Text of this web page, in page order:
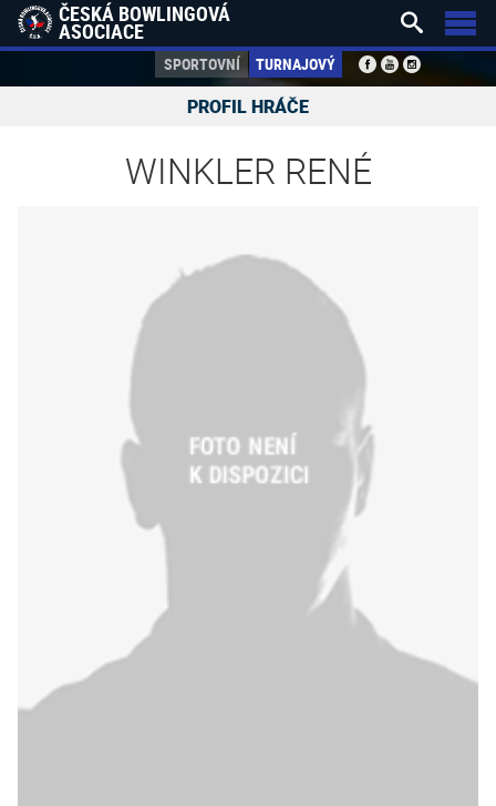
ČESKÁ BOWLINGOVÁ
ASOCIACE
SPORTOVNÍ TURNAJOVÝ
 
PROFIL HRÁČE
WINKLER RENÉ